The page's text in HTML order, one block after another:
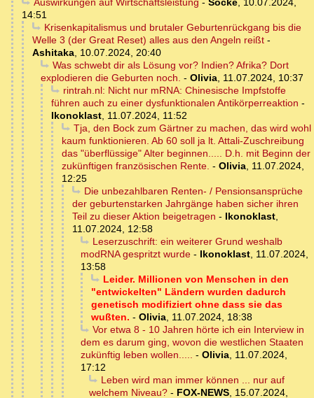
Auswirkungen auf Wirtschaftsleistung - Socke, 10.07.2024,
14:51
Krisenkapitalismus und brutaler Geburtenrückgang bis die
Welle 3 (der Great Reset) alles aus den Angeln reißt -
Ashitaka, 10.07.2024, 20:40
Was schwebt dir als Lösung vor? Indien? Afrika? Dort
explodieren die Geburten noch. - Olivia, 11.07.2024, 10:37
rintrah.nl: Nicht nur mRNA: Chinesische Impfstoffe
führen auch zu einer dysfunktionalen Antikörperreaktion -
Ikonoklast, 11.07.2024, 11:52
Tja, den Bock zum Gärtner zu machen, das wird wohl
kaum funktionieren. Ab 60 soll ja lt. Attali-Zuschreibung
das "überflüssige" Alter beginnen..... D.h. mit Beginn der
zukünftigen französischen Rente. - Olivia, 11.07.2024,
12:25
Die unbezahlbaren Renten- / Pensionsansprüche
der geburtenstarken Jahrgänge haben sicher ihren
Teil zu dieser Aktion beigetragen - Ikonoklast,
11.07.2024, 12:58
Leserzuschrift: ein weiterer Grund weshalb
modRNA gespritzt wurde - Ikonoklast, 11.07.2024,
13:58
Leider. Millionen von Menschen in den
"entwickelten" Ländern wurden dadurch
genetisch modifiziert ohne dass sie das
wußten. - Olivia, 11.07.2024, 18:38
Vor etwa 8 - 10 Jahren hörte ich ein Interview in
dem es darum ging, wovon die westlichen Staaten
zukünftig leben wollen..... - Olivia, 11.07.2024,
17:12
Leben wird man immer können ... nur auf
welchem Niveau? - FOX-NEWS, 15.07.2024,